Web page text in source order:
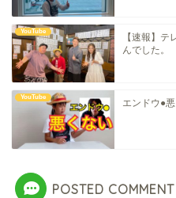
YouTube
【速報】
んでした。
YouTube
エンドウ●
POSTED COMMENT